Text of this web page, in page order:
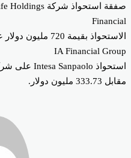
IA Financial
مليون دولار.